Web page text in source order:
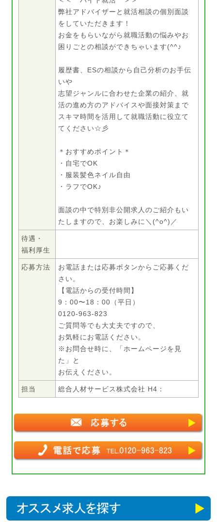
弊社アドバイザーと就活相談の個別面談
をしていただきます！
お金をもらいながら就職活動の悩みやお
困りごとの相談ができちゃいます(^^♪
履歴書、ESの相談から自己分析のお手伝
いや
志望ジャンルに合わせた企業の紹介、就
活の進め方のアドバイスや面接対策まで
スキマ時間を活用して就職活動に役立て
てください☆彡
＊おすすめポイント＊
・自宅でOK
・服装髪色ネイル自由
・ラフでOK♪
面談の中で特別非公開求人のご紹介もい
たしますので、お楽しみに＼(^o^)／
待遇・
福利厚生
応募方法
お電話または応募ボタンからご応募くだ
さい。
【電話からの受付時間】
9：00〜18：00（平日）
0120-963-823
ご質問等でも大丈夫ですので、
お気軽にお電話ください。
※お問合せ時に、「ホームページを見
た」と
お伝えください。
担当 総合人材サービス株式会社 H4：